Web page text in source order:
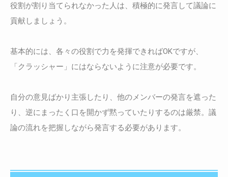
役割が割り当てられなかった人は、積極的に発言して議論に
貢献しましょう。
基本的には、各々の役割で力を発揮できればOKですが、
「クラッシャー」にはならないように注意が必要です。
自分の意見ばかり主張したり、他のメンバーの発言を遮った
り、逆にまったく口を開かず黙っていたりするのは厳禁。議
論の流れを把握しながら発言する必要があります。